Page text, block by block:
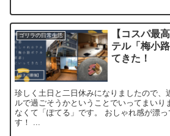
ゴリラの日常生活
【コスパ最
テル「梅小
てきた！
珍しく土日と二日休みになりましたので、
ルで過ごそうかということでいってまいり
なくて「ぽてる」です。 おしゃれ感が漂
す！ ...